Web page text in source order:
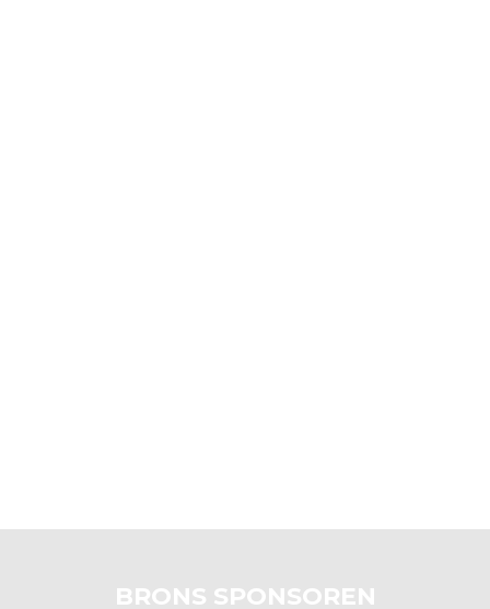
BRONS SPONSOREN